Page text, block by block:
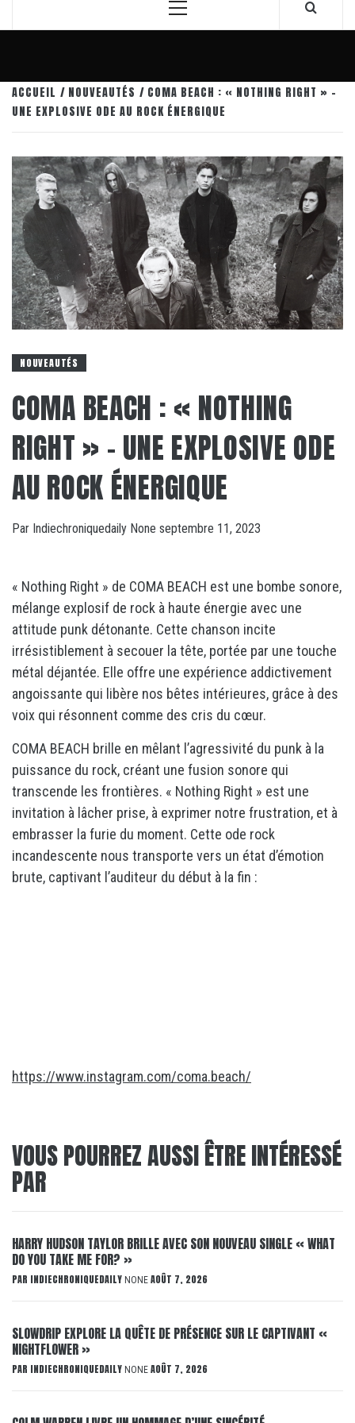
Menu
ACCUEIL NOUVEAUTÉS
COMA BEACH : « NOTHING RIGHT » –
UNE EXPLOSIVE ODE AU ROCK ÉNERGIQUE
NOUVEAUTÉS
COMA BEACH : « NOTHING
RIGHT » – UNE EXPLOSIVE ODE
AU ROCK ÉNERGIQUE
Par Indiechroniquedaily None septembre 11, 2023
« Nothing Right » de COMA BEACH est une bombe sonore,
mélange explosif de rock à haute énergie avec une
attitude punk détonante. Cette chanson incite
irrésistiblement à secouer la tête, portée par une touche
métal déjantée. Elle offre une expérience addictivement
angoissante qui libère nos bêtes intérieures, grâce à des
voix qui résonnent comme des cris du cœur.
COMA BEACH brille en mêlant l’agressivité du punk à la
puissance du rock, créant une fusion sonore qui
transcende les frontières. « Nothing Right » est une
invitation à lâcher prise, à exprimer notre frustration, et à
embrasser la furie du moment. Cette ode rock
incandescente nous transporte vers un état d’émotion
brute, captivant l’auditeur du début à la fin :
https://www.instagram.com/coma.beach/
VOUS POURREZ AUSSI ÊTRE INTÉRESSÉ
PAR
HARRY HUDSON TAYLOR BRILLE AVEC SON NOUVEAU SINGLE « WHAT
DO YOU TAKE ME FOR? »
PAR INDIECHRONIQUEDAILY NONE AOÛT 7, 2026
SLOWDRIP EXPLORE LA QUÊTE DE PRÉSENCE SUR LE CAPTIVANT «
NIGHTFLOWER »
PAR INDIECHRONIQUEDAILY NONE AOÛT 7, 2026